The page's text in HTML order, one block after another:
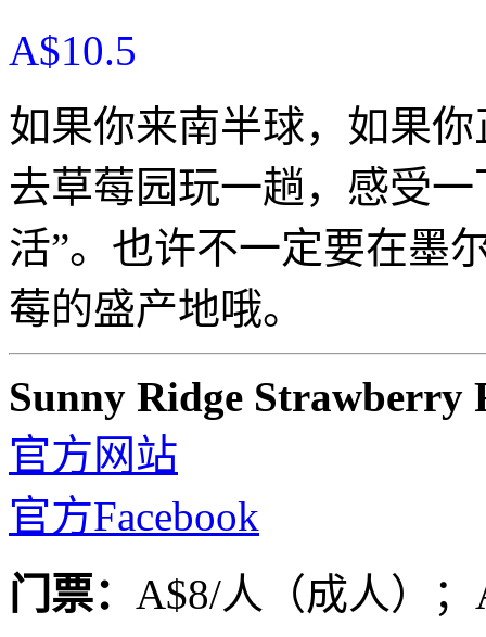
A$10.5
如果你来南半球，如果
去草莓园玩一趟，感受
活”。也许不一定要在墨
莓的盛产地哦。
Sunny Ridge Strawberry
官方网站
官方Facebook
门票： A$8/人（成人）